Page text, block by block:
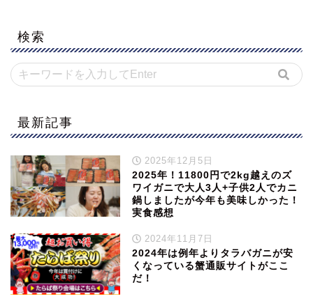
検索
最新記事
2025年12月5日
2025年！11800円で2kg越えのズ
ワイガニで大人3人+子供2人でカニ
鍋しましたが今年も美味しかった！
実食感想
2024年11月7日
2024年は例年よりタラバガニが安
くなっている蟹通販サイトがここ
だ！